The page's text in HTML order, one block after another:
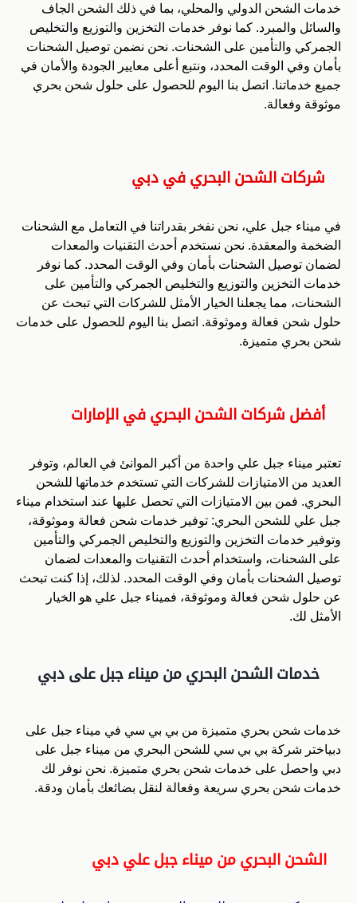
خدمات الشحن الدولي والمحلي، بما في ذلك الشحن الجاف
والسائل والمبرد. كما نوفر خدمات التخزين والتوزيع والتخليص
الجمركي والتأمين على الشحنات. نحن نضمن توصيل الشحنات
بأمان وفي الوقت المحدد، ونتبع أعلى معايير الجودة والأمان في
جميع خدماتنا. اتصل بنا اليوم للحصول على حلول شحن بحري
موثوقة وفعالة.
شركات الشحن البحري في دبي
في ميناء جبل علي، نحن نفخر بقدراتنا في التعامل مع الشحنات
الضخمة والمعقدة. نحن نستخدم أحدث التقنيات والمعدات
لضمان توصيل الشحنات بأمان وفي الوقت المحدد. كما نوفر
خدمات التخزين والتوزيع والتخليص الجمركي والتأمين على
الشحنات، مما يجعلنا الخيار الأمثل للشركات التي تبحث عن
حلول شحن فعالة وموثوقة. اتصل بنا اليوم للحصول على خدمات
شحن بحري متميزة.
أفضل شركات الشحن البحري في الإمارات
تعتبر ميناء جبل علي واحدة من أكبر الموانئ في العالم، وتوفر
العديد من الامتيازات للشركات التي تستخدم خدماتها للشحن
البحري. فمن بين الامتيازات التي تحصل عليها عند استخدام ميناء
جبل علي للشحن البحري: توفير خدمات شحن فعالة وموثوقة،
وتوفير خدمات التخزين والتوزيع والتخليص الجمركي والتأمين
على الشحنات، واستخدام أحدث التقنيات والمعدات لضمان
توصيل الشحنات بأمان وفي الوقت المحدد. لذلك، إذا كنت تبحث
عن حلول شحن فعالة وموثوقة، فميناء جبل علي هو الخيار
الأمثل لك.
خدمات الشحن البحري من ميناء جبل على دبي
خدمات شحن بحري متميزة من بي بي سي في ميناء جبل على
دبياختر شركة بي بي سي للشحن البحري من ميناء جبل على
دبي واحصل على خدمات شحن بحري متميزة. نحن نوفر لك
خدمات شحن بحري سريعة وفعالة لنقل بضائعك بأمان ودقة.
الشحن البحري من ميناء جبل علي دبي